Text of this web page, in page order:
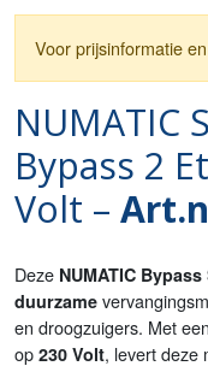
Voor prijsinformatie
NUMATIC
Bypass 2
Volt –
Deze NUMATIC
duurzame
en droogzuigers. Met
op 230 Volt, levert deze